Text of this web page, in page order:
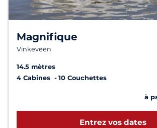
Magnifique
Vinkeveen
14.5 mètres
4 Cabines
10 Couchettes
à
Entrez vos dates